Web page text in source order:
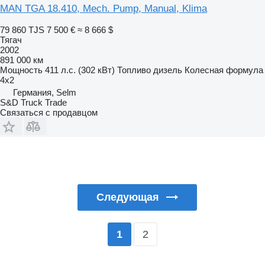
MAN TGA 18.410, Mech. Pump, Manual, Klima
79 860 TJS 7 500 € ≈ 8 666 $
Тягач
2002
891 000 км
Мощность 411 л.с. (302 кВт) Топливо дизель Колесная формула
4x2
Германия, Selm
S&D Truck Trade
Связаться с продавцом
Следующая
1 2